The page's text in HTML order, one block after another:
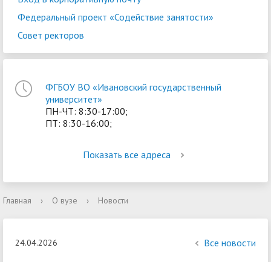
Федеральный проект «Содействие занятости»
Совет ректоров
ФГБОУ ВО «Ивановский государственный
университет»
ПН-ЧТ: 8:30-17:00;
ПТ: 8:30-16:00;
Показать все адреса
Главная › О вузе › Новости
24.04.2026 Все новости